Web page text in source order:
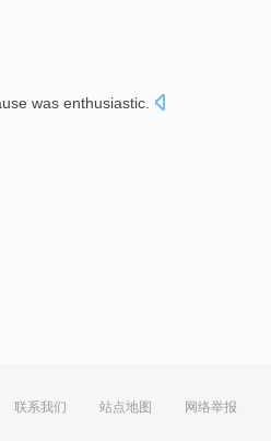
was enthusiastic.
联系我们 站点地图 网络举报